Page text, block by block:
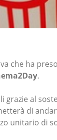
che ha
.
grazie al
di
unitario di